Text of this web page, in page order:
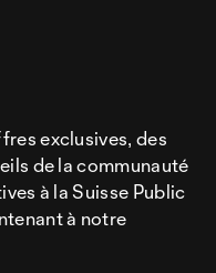
exclusives, des
de la communauté
à la Suisse Public
à notre